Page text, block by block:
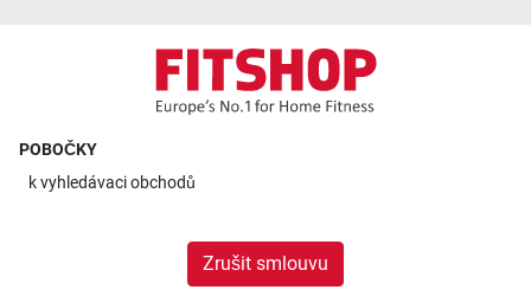
POBOČKY
kvyhledávaci obchodů
Zrušit smlouvu